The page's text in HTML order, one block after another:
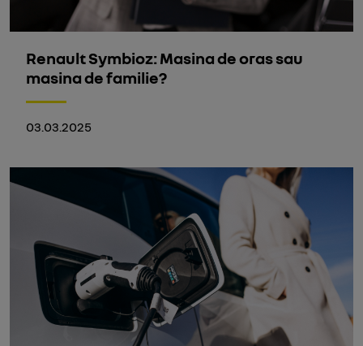
Renault Symbioz: Masina de oras sau
masina de familie?
03.03.2025